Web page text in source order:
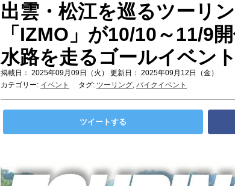
出雲・松江を巡るツーリ
「IZMO」が10/10～11/9
水路を走るゴールイベン
掲載日： 2025年09月09日（火） 更新日： 2025年09月12日（金）
カテゴリー: イベント タグ: ツーリング, バイクイベント
ツイートする